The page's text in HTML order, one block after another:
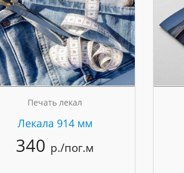
Печать лекал
Лекала 914 мм
340 р./пог.м